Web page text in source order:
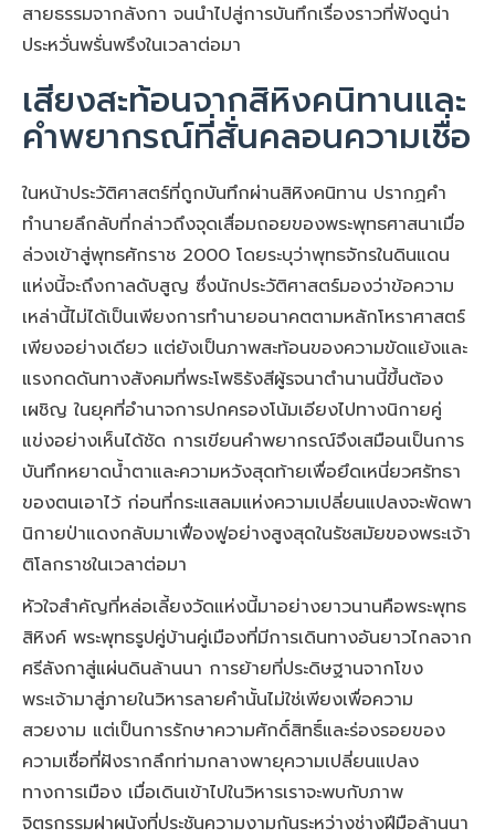
สายธรรมจากลังกา จนนำไปสู่การบันทึกเรื่องราวที่ฟังดูน่า
ประหวั่นพรั่นพรึงในเวลาต่อมา
เสียงสะท้อนจากสิหิงคนิทานและ
คำพยากรณ์ที่สั่นคลอนความเชื่อ
ในหน้าประวัติศาสตร์ที่ถูกบันทึกผ่านสิหิงคนิทาน ปรากฏคำ
ทำนายลึกลับที่กล่าวถึงจุดเสื่อมถอยของพระพุทธศาสนาเมื่อ
ล่วงเข้าสู่พุทธศักราช 2000 โดยระบุว่าพุทธจักรในดินแดน
แห่งนี้จะถึงกาลดับสูญ ซึ่งนักประวัติศาสตร์มองว่าข้อความ
เหล่านี้ไม่ได้เป็นเพียงการทำนายอนาคตตามหลักโหราศาสตร์
เพียงอย่างเดียว แต่ยังเป็นภาพสะท้อนของความขัดแย้งและ
แรงกดดันทางสังคมที่พระโพธิรังสีผู้รจนาตำนานนี้ขึ้นต้อง
เผชิญ ในยุคที่อำนาจการปกครองโน้มเอียงไปทางนิกายคู่
แข่งอย่างเห็นได้ชัด การเขียนคำพยากรณ์จึงเสมือนเป็นการ
บันทึกหยาดน้ำตาและความหวังสุดท้ายเพื่อยึดเหนี่ยวศรัทธา
ของตนเอาไว้ ก่อนที่กระแสลมแห่งความเปลี่ยนแปลงจะพัดพา
นิกายป่าแดงกลับมาเฟื่องฟูอย่างสูงสุดในรัชสมัยของพระเจ้า
ติโลกราชในเวลาต่อมา
หัวใจสำคัญที่หล่อเลี้ยงวัดแห่งนี้มาอย่างยาวนานคือพระพุทธ
สิหิงค์ พระพุทธรูปคู่บ้านคู่เมืองที่มีการเดินทางอันยาวไกลจาก
ศรีลังกาสู่แผ่นดินล้านนา การย้ายที่ประดิษฐานจากโขง
พระเจ้ามาสู่ภายในวิหารลายคำนั้นไม่ใช่เพียงเพื่อความ
สวยงาม แต่เป็นการรักษาความศักดิ์สิทธิ์และร่องรอยของ
ความเชื่อที่ฝังรากลึกท่ามกลางพายุความเปลี่ยนแปลง
ทางการเมือง เมื่อเดินเข้าไปในวิหารเราจะพบกับภาพ
จิตรกรรมฝาผนังที่ประชันความงามกันระหว่างช่างฝีมือล้านนา